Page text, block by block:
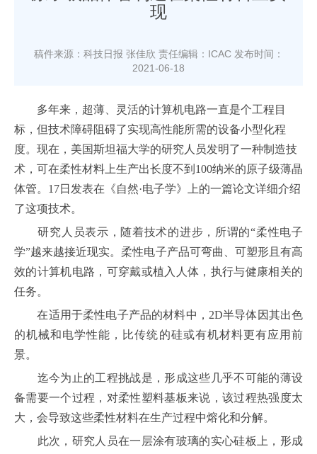
现
稿件来源：科技日报 张佳欣 责任编辑：ICAC 发布时间：
2021-06-18
多年来，超薄、灵活的计算机电路一直是个工程目
标，但技术障碍阻碍了实现高性能所需的设备小型化程
度。现在，美国斯坦福大学的研究人员发明了一种制造技
术，可在柔性材料上生产出长度不到100纳米的原子级薄晶
体管。17日发表在《自然·电子学》上的一篇论文详细介绍
了这项技术。
研究人员表示，随着技术的进步，所谓的“柔性电子
学”越来越接近现实。柔性电子产品可弯曲、可塑形且有高
效的计算机电路，可穿戴或植入人体，执行与健康相关的
任务。
在适用于柔性电子产品的材料中，2D半导体因其出色
的机械和电学性能，比传统的硅或有机材料更有应用前
景。
迄今为止的工程挑战是，形成这些几乎不可能的薄设
备需要一个过程，对柔性塑料基板来说，该过程热强度太
大，会导致这些柔性材料在生产过程中熔化和分解。
此次，研究人员在一层涂有玻璃的实心硅板上，形成